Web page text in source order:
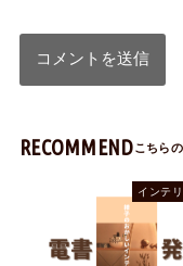
RECOMMEND
インテ